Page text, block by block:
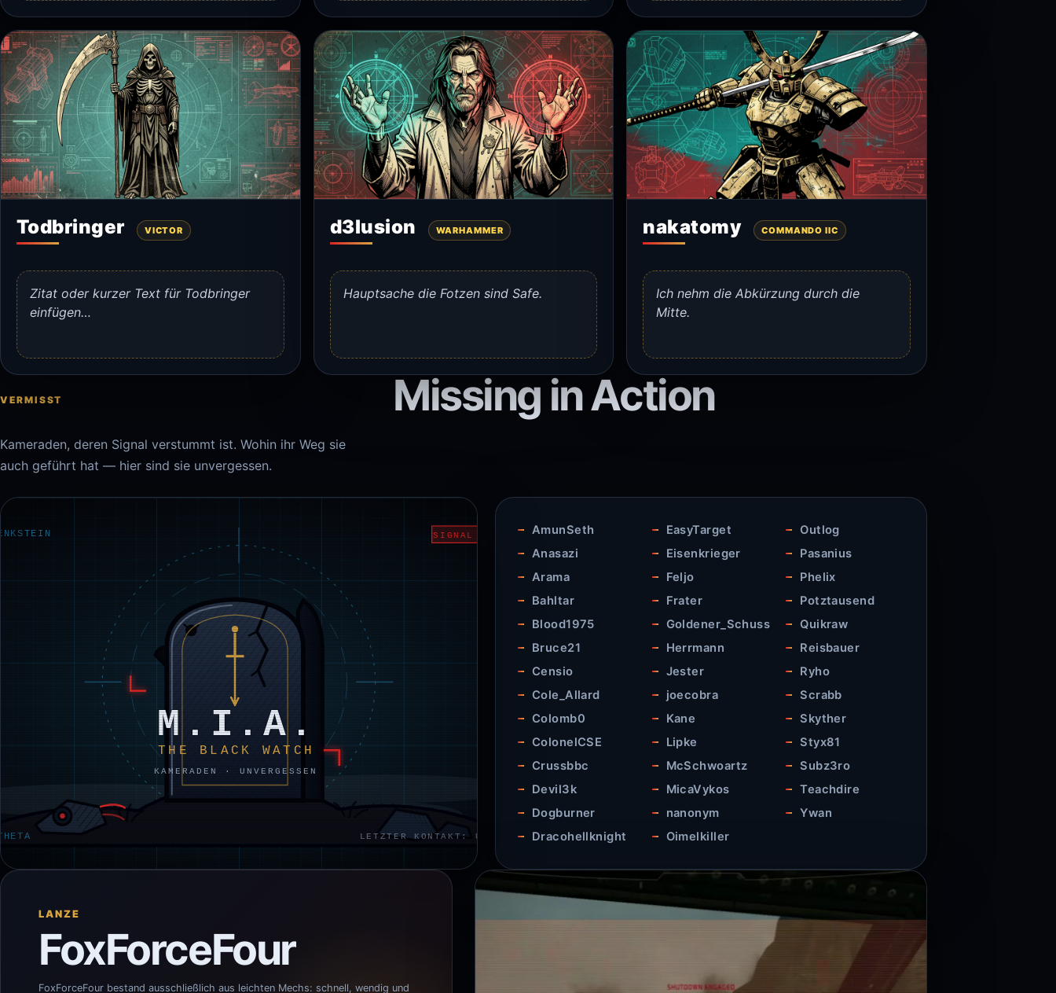
Todbringer VICTOR
Zitat oder kurzer Text für Todbringer
einfügen…
d3lusion WARHAMMER
Hauptsache die Fotzen sind Safe.
nakatomy COMMANDO IIC
Ich nehm die Abkürzung durch die
Mitte.
VERMISST Missing in Action
Kameraden, deren Signal verstummt ist. Wohin ihr Weg sie
auch geführt hat — hier sind sie unvergessen.
AmunSeth
Anasazi
Arama
Bahltar
Blood1975
Bruce21
Censio
Cole_Allard
Colomb0
ColonelCSE
Crussbbc
Devil3k
Dogburner
Dracohellknight
EasyTarget
Eisenkrieger
Feljo
Frater
Goldener_Schuss
Herrmann
Jester
joecobra
Kane
Lipke
McSchwoartz
MicaVykos
nanonym
Oimelkiller
Outlog
Pasanius
Phelix
Potztausend
Quikraw
Reisbauer
Ryho
Scrabb
Skyther
Styx81
Subz3ro
Teachdire
Ywan
LANZE
FoxForceFour
FoxForceFour bestand ausschließlich aus leichten Mechs: schnell, wendig und